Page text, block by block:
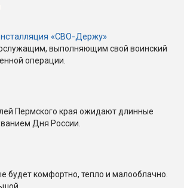
«СВО-Держу»
выполняющим свой воинский
операции.
Пермского края ожидают длинные
Дня России.
будет комфортно, тепло и малооблачно.